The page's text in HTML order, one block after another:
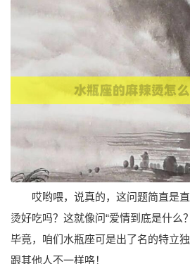
哎哟喂，说真的，这问题简直是
烫好吃吗？这就像问“爱情到底是什么
毕竟，咱们水瓶座可是出了名的特立
跟其他人不一样咯！